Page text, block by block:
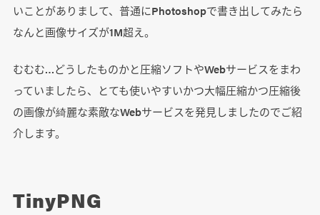
いことがありまして、普通にPhotoshopで書き出してみたら
なんと画像サイズが1M超え。
むむむ…どうしたものかと圧縮ソフトやWebサービスをまわ
っていましたら、とても使いやすいかつ大幅圧縮かつ圧縮後
の画像が綺麗な素敵なWebサービスを発見しましたのでご紹
介します。
TinyPNG